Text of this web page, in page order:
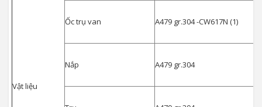
Vật liệu
Ốc trụ van A479 gr.304 -CW617N (1)
Nắp A479 gr.304